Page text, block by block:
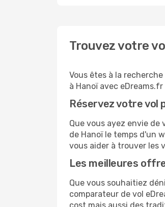
Trouvez votre
Vous êtes à la
à Hanoï avec eDreams.fr
Réservez votre vol
Que vous ayez envie
de Hanoï le temps d'un
vous aider à trouver les
Les meilleures
Que vous souhaitiez
comparateur de vol